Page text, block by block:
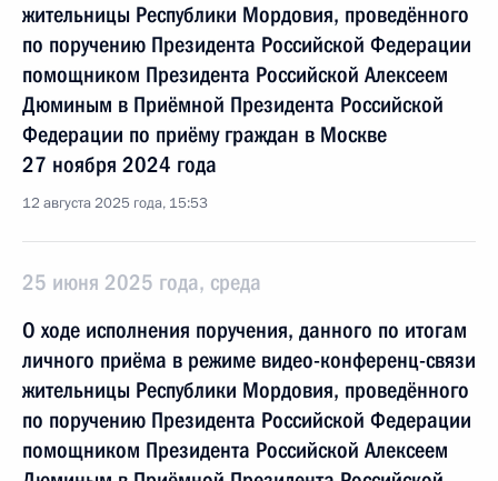
жительницы Республики Мордовия, проведённого
по поручению Президента Российской Федерации
помощником Президента Российской Алексеем
Дюминым в Приёмной Президента Российской
Федерации по приёму граждан в Москве
27 ноября 2024 года
12 августа 2025 года, 15:53
25 июня 2025 года, среда
О ходе исполнения поручения, данного по итогам
личного приёма в режиме видео-конференц-связи
жительницы Республики Мордовия, проведённого
по поручению Президента Российской Федерации
помощником Президента Российской Алексеем